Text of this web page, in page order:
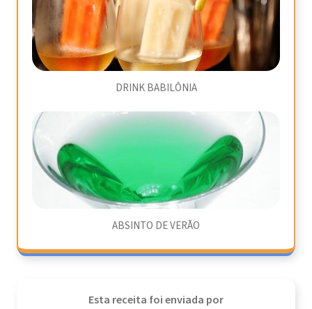
DRINK BABILÔNIA
ABSINTO DE VERÃO
Esta receita foi enviada por